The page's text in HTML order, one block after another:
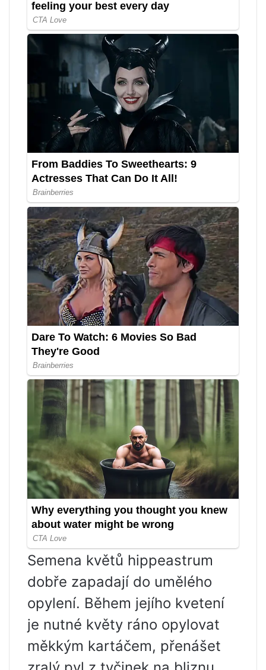
Semena květů hippeastrum
dobře zapadají do umělého
opylení. Během jejího kvetení
je nutné květy ráno opylovat
měkkým kartáčem, přenášet